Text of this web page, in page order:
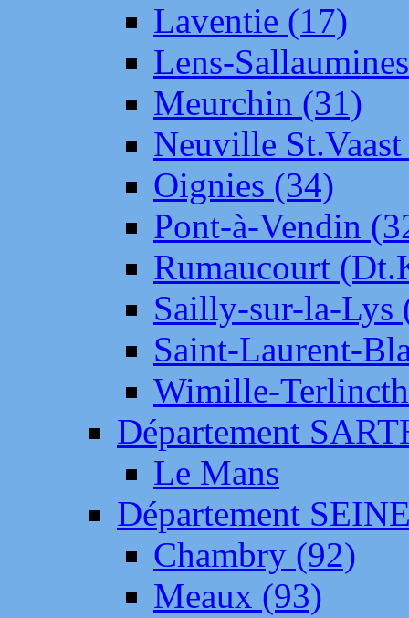
Laventie (17)
Lens-
Meurchin (31)
Neuville
Oignies (34)
Pont-à-Vendin
Rumaucourt
Sailly-sur-la-Lys
Saint-Laurent-
Wimille-
Département
Le Mans
Département
Chambry (92)
Meaux (93)